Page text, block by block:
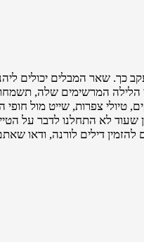
כך. שאר המבלים יכולים
הלילה המרשימים שלה,
צפרות, שייט מול
שעוד לא התחלנו לדבר על
דילים לורנה, ודאו